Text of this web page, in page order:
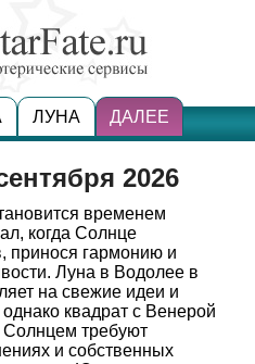
ЛУНА ДАЛЕЕ
2026
временем
когда Солнце
принося гармонию и
Луна в Водолее в
на свежие идеи и
квадрат с Венерой
Солнцем требуют
и собственных